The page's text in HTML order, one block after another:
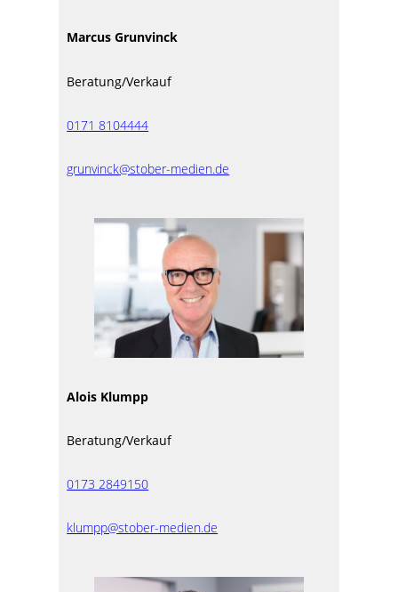
Marcus Grunvinck
Beratung/Verkauf
0171 8104444
grunvinck@stober-medien.de
Alois Klumpp
Beratung/Verkauf
0173 2849150
klumpp@stober-medien.de